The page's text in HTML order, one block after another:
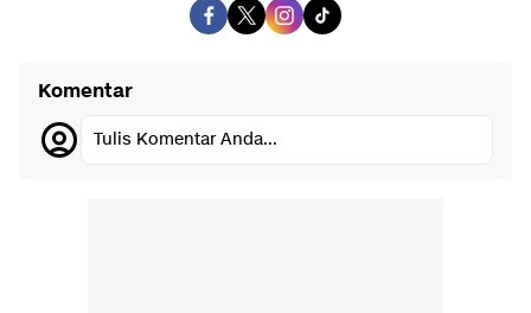
Komentar
Tulis Komentar Anda...